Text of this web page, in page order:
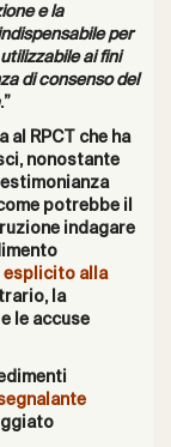
e la
per
ai fini
di consenso del
.”
al RPCT che ha
nonostante
potrebbe il
indagare
esplicito alla
la
le accuse